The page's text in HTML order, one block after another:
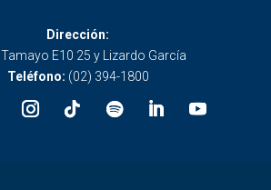
Dirección:
E10 25 y Lizardo García
Teléfono: (02) 394-1800